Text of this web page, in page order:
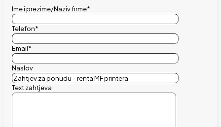
Ime i prezime/Naziv firme*
Telefon*
Email*
Naslov
Text zahtjeva